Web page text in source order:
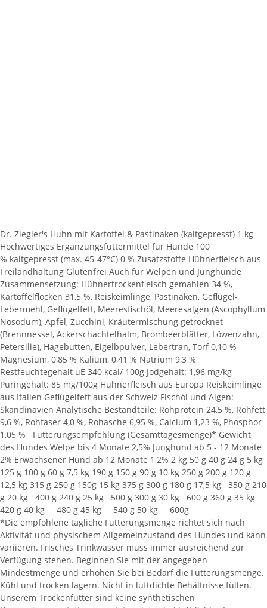
Dr. Ziegler's Huhn mit Kartoffel & Pastinaken (kaltgepresst) 1 kg
Hochwertiges Ergänzungsfuttermittel für Hunde 100
% kaltgepresst (max. 45-47°C) 0 % Zusatzstoffe Hühnerfleisch aus
Freilandhaltung Glutenfrei Auch für Welpen und Junghunde
Zusammensetzung: Hühnertrockenfleisch gemahlen 34 %,
Kartoffelflocken 31,5 %, Reiskeimlinge, Pastinaken, Geflügel-
Lebermehl, Geflügelfett, Meeresfischöl, Meeresalgen (Ascophyllum
Nosodum), Äpfel, Zucchini, Kräutermischung getrocknet
(Brennnessel, Ackerschachtelhalm, Brombeerblätter, Löwenzahn,
Petersilie), Hagebutten, Eigelbpulver, Lebertran, Torf 0,10 %
Magnesium, 0,85 % Kalium, 0,41 % Natrium 9,3 %
Restfeuchtegehalt uE 340 kcal/ 100g Jodgehalt: 1,96 mg/kg
Puringehalt: 85 mg/100g Hühnerfleisch aus Europa Reiskeimlinge
aus Italien Geflügelfett aus der Schweiz Fischöl und Algen:
Skandinavien Analytische Bestandteile: Rohprotein 24,5 %, Rohfett
9,6 %, Rohfaser 4,0 %, Rohasche 6,95 %, Calcium 1,23 %, Phosphor
1,05 % Fütterungsempfehlung (Gesamttagesmenge)* Gewicht
des Hundes Welpe bis 4 Monate 2,5% Junghund ab 5 - 12 Monate
2% Erwachsener Hund ab 12 Monate 1,2% 2 kg 50 g 40 g 24 g 5 kg
125 g 100 g 60 g 7,5 kg 190 g 150 g 90 g 10 kg 250 g 200 g 120 g
12,5 kg 315 g 250 g 150g 15 kg 375 g 300 g 180 g 17,5 kg 350 g 210
g 20 kg 400 g 240 g 25 kg 500 g 300 g 30 kg 600 g 360 g 35 kg
420 g 40 kg 480 g 45 kg 540 g 50 kg 600g
*Die empfohlene tägliche Fütterungsmenge richtet sich nach
Aktivität und physischem Allgemeinzustand des Hundes und kann
variieren. Frisches Trinkwasser muss immer ausreichend zur
Verfügung stehen. Beginnen Sie mit der angegeben
Mindestmenge und erhöhen Sie bei Bedarf die Fütterungsmenge.
Kühl und trocken lagern. Nicht in luftdichte Behältnisse füllen.
Unserem Trockenfutter sind keine synthetischen